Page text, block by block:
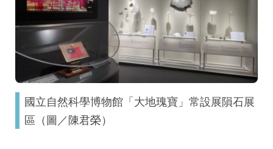
國立自然科學博物館「大地瑰寶」常設展隕石展
區（圖／陳君榮）